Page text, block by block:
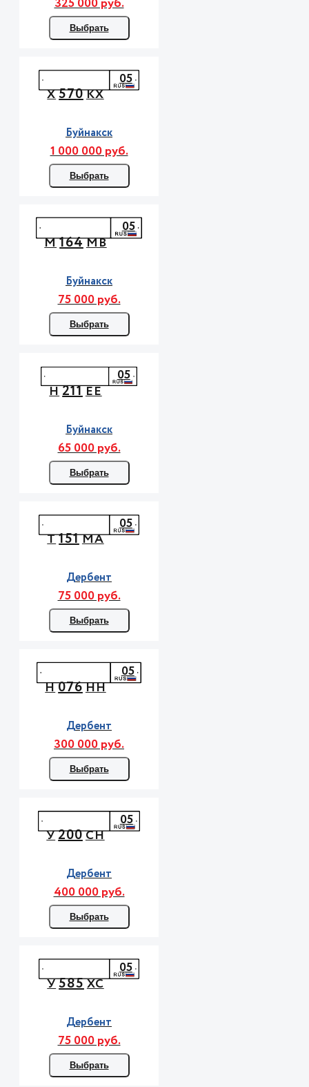
Выбрать
Х570КХ
05
Буйнакск
1 000 000 руб.
Выбрать
М164МВ
05
Буйнакск
75 000 руб.
Выбрать
Н211ЕЕ
05
Буйнакск
65 000 руб.
Выбрать
Т151МА
05
Дербент
75 000 руб.
Выбрать
Н076НН
05
Дербент
300 000 руб.
Выбрать
У200СН
05
Дербент
400 000 руб.
Выбрать
У585ХС
05
Дербент
75 000 руб.
Выбрать